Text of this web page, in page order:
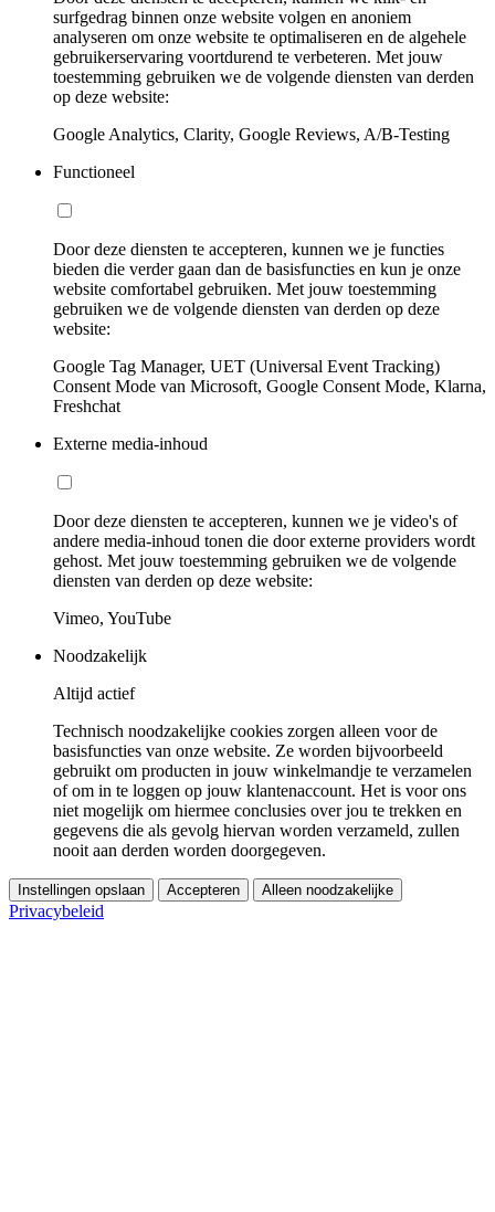
surfgedrag binnen onze website volgen en anoniem
analyseren om onze website te optimaliseren en de algehele
gebruikerservaring voortdurend te verbeteren. Met jouw
toestemming gebruiken we de volgende diensten van derden
op deze website:
Google Analytics, Clarity, Google Reviews, A/B-Testing
Functioneel
Door deze diensten te accepteren, kunnen we je functies
bieden die verder gaan dan de basisfuncties en kun je onze
website comfortabel gebruiken. Met jouw toestemming
gebruiken we de volgende diensten van derden op deze
website:
Google Tag Manager, UET (Universal Event Tracking)
Consent Mode van Microsoft, Google Consent Mode, Klarna,
Freshchat
Externe media-inhoud
Door deze diensten te accepteren, kunnen we je video's of
andere media-inhoud tonen die door externe providers wordt
gehost. Met jouw toestemming gebruiken we de volgende
diensten van derden op deze website:
Vimeo, YouTube
Noodzakelijk
Altijd actief
Technisch noodzakelijke cookies zorgen alleen voor de
basisfuncties van onze website. Ze worden bijvoorbeeld
gebruikt om producten in jouw winkelmandje te verzamelen
of om in te loggen op jouw klantenaccount. Het is voor ons
niet mogelijk om hiermee conclusies over jou te trekken en
gegevens die als gevolg hiervan worden verzameld, zullen
nooit aan derden worden doorgegeven.
Instellingen opslaan Accepteren Alleen noodzakelijke
Privacybeleid